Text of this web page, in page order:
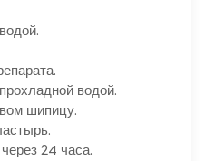
водой.
шипицу.
24 часа.